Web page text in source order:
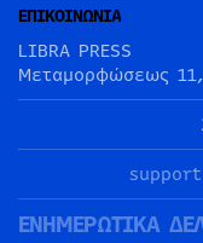
ΕΠΙΚΟΙΝΩΝΙΑ
LIBRA PRESS
Μεταμορφώσεως
ΕΝΗΜΕΡΩΤΙΚΑ